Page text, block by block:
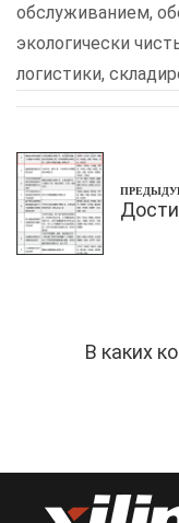
обслуживанием,
экологически
логистики,
В каких